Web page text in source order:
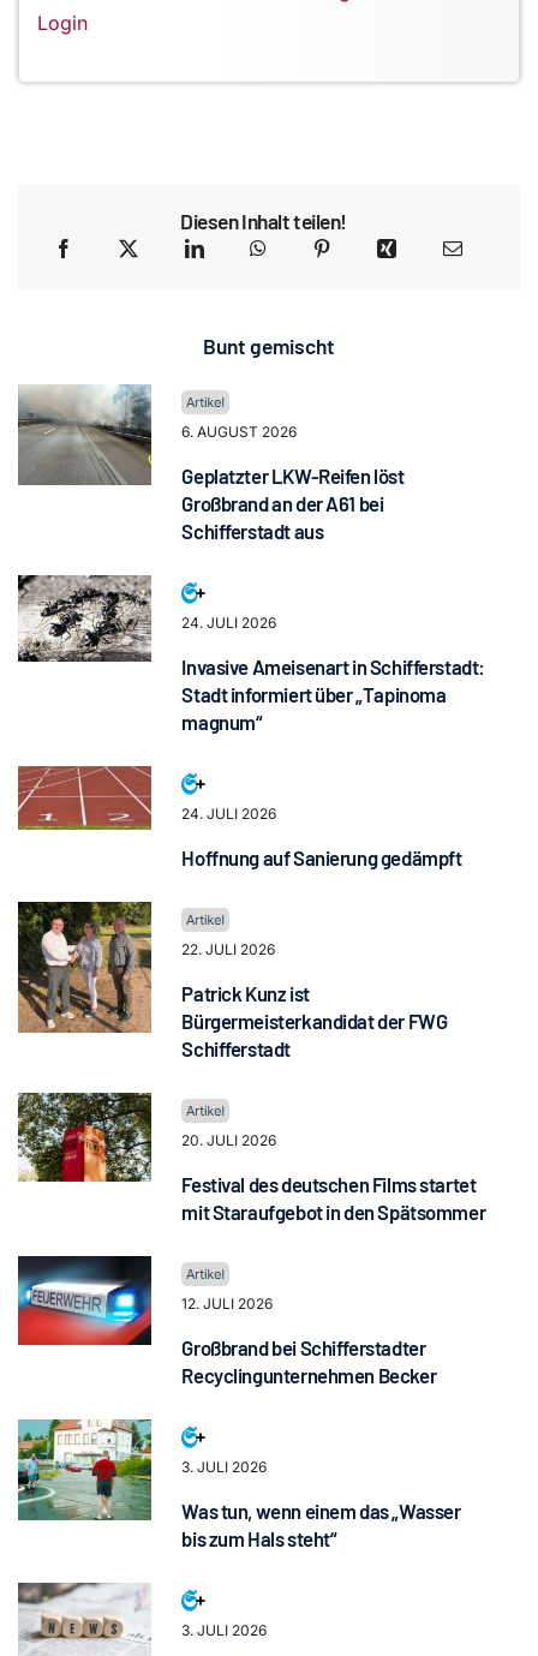
Login
Diesen Inhalt teilen!
Bunt gemischt
6. AUGUST 2026
Geplatzter LKW-Reifen löst
Großbrand an der A61 bei
Schifferstadt aus
24. JULI 2026
Invasive Ameisenart in Schifferstadt:
Stadt informiert über „Tapinoma
magnum“
24. JULI 2026
Hoffnung auf Sanierung gedämpft
22. JULI 2026
Patrick Kunz ist
Bürgermeisterkandidat der FWG
Schifferstadt
20. JULI 2026
Festival des deutschen Films startet
mit Staraufgebot in den Spätsommer
12. JULI 2026
Großbrand bei Schifferstadter
Recyclingunternehmen Becker
3. JULI 2026
Was tun, wenn einem das „Wasser
bis zum Hals steht“
3. JULI 2026